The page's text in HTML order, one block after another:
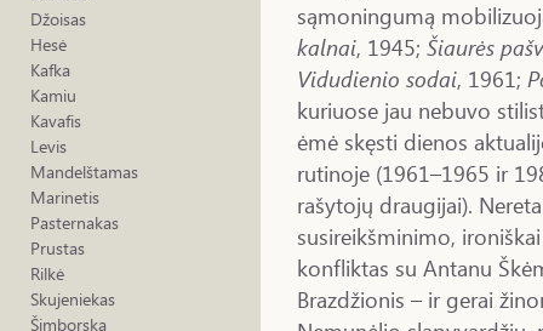
Džoisas
Hesė
Kafka
Kamiu
Kavafis
Levis
Mandelštamas
Marinetis
Pasternakas
Prustas
Rilkė
Skujeniekas
Šimborska
sąmoningumą
kalnai, 1945; Šiaurės
Vidudienio sodai, 1961;
kuriuose jau nebuvo
ėmė skęsti dienos
rutinoje (1961–1965 ir
rašytojų draugijai).
susireikšminimo,
konfliktas su Antanu
Brazdžionis – ir gerai